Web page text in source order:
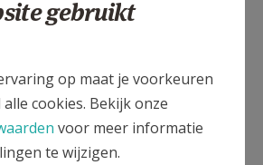
gebruikt
op maat je voorkeuren
cookies. Bekijk onze
voor meer informatie
te wijzigen.